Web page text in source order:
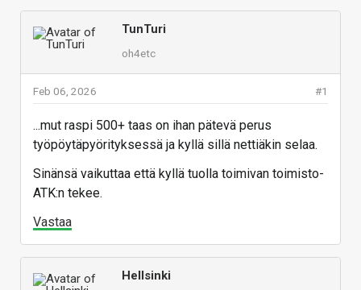
TunTuri
oh4etc
#1
Feb 06, 2026
...mut raspi 500+ taas on ihan pätevä perus
työpöytäpyörityksessä ja kyllä sillä nettiäkin selaa.
Sinänsä vaikuttaa että kyllä tuolla toimivan toimisto-
ATK:n tekee.
Vastaa
Hellsinki